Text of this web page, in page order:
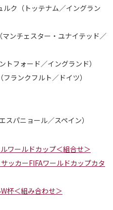
ク（トッテナム／イングラン
ンチェスター・ユナイテッド／
トフォード／イングランド）
ランクフルト／ドイツ）
パニョール／スペイン）
ワールドカップ＜組合せ＞
ッカーFIFAワールドカップカタ
杯＜組み合わせ＞